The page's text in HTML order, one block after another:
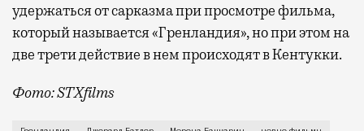
удержаться от сарказма при просмотре фильма,
который называется «Гренландия», но при этом на
две трети действие в нем происходят в Кентукки.
Фото: STXfilms